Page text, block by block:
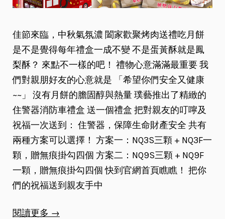
佳節來臨，中秋氣氛濃 闔家歡聚烤肉送禮吃月餅
是不是覺得每年禮盒一成不變 不是蛋黃酥就是鳳
梨酥？ 來點不一樣的吧！ 禮物心意滿滿最重要 我
們對親朋好友的心意就是 「希望你們安全又健康
~~」 沒有月餅的膽固醇與熱量 璞藝推出了精緻的
住警器消防車禮盒 送一個禮盒 把對親友的叮嚀及
祝福一次送到： 住警器，保障生命財產安全 共有
兩種方案可以選擇！ 方案一：NQ3S三顆 + NQ3F一
顆，贈無痕掛勾四個 方案二：NQ9S三顆 + NQ9F
一顆，贈無痕掛勾四個 快到官網首頁瞧瞧！ 把你
們的祝福送到親友手中
閱讀更多 →